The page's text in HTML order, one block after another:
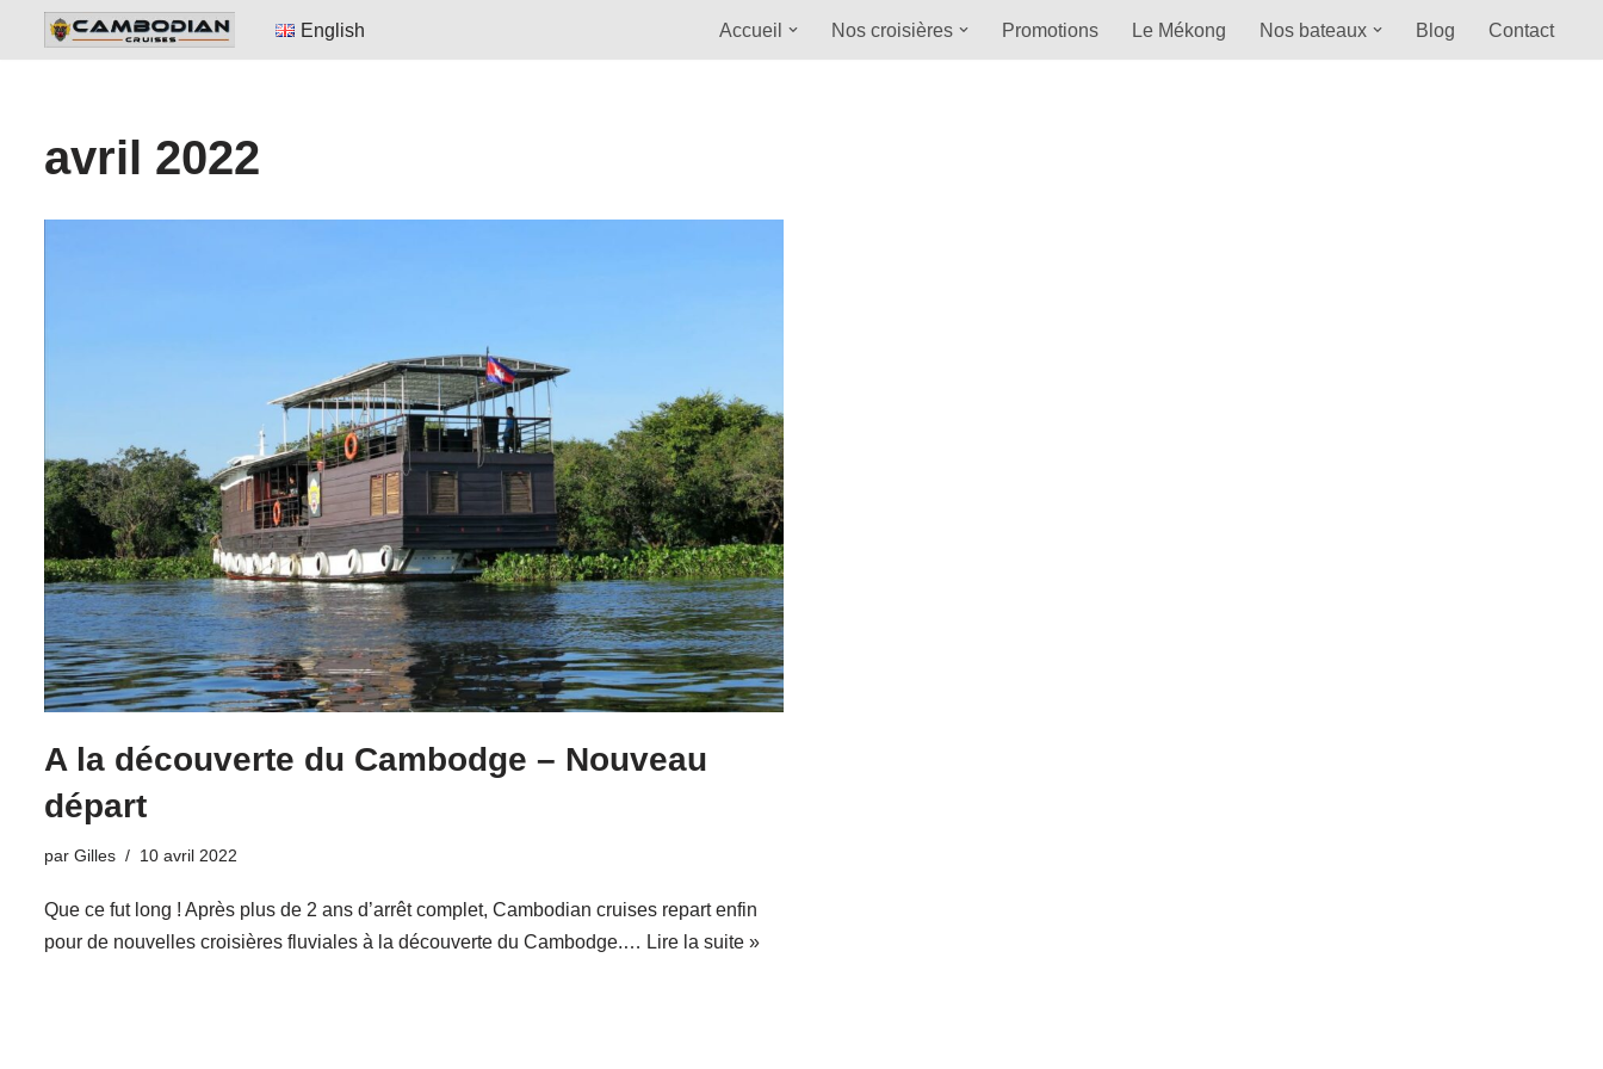
Aller
English Accueil Nos croisières Promotions Le Mékong Nos bateaux Blog Contact
avril 2022
A la découverte du Cambodge – Nouveau
départ
par Gilles 10 avril 2022
Que ce fut long ! Après plus de 2 ans d’arrêt complet, Cambodian cruises repart enfin
pour de nouvelles croisières fluviales à la découverte du Cambodge.… Lire la suite »